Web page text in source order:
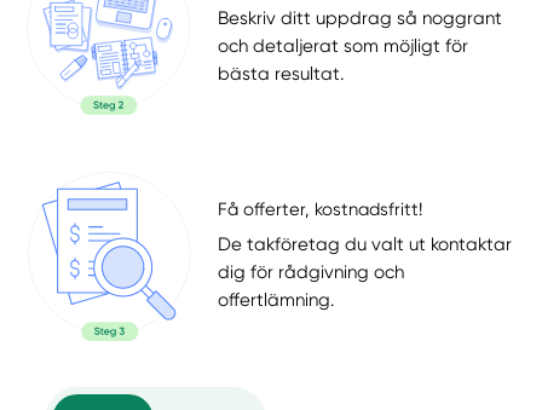
Beskriv ditt uppdrag så noggrant
och detaljerat som möjligt för
bästa resultat.
Få offerter, kostnadsfritt!
De takföretag du valt ut kontaktar
dig för rådgivning och
offertlämning.